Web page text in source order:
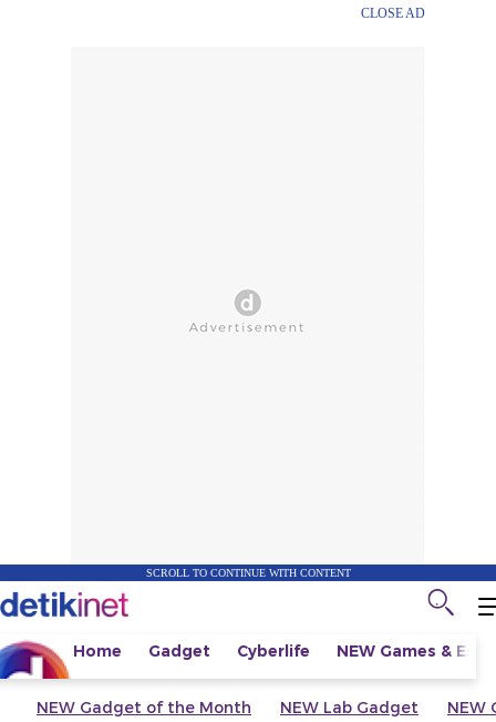
CLOSE AD
SCROLL TO CONTINUE WITH CONTENT
Home Gadget Cyberlife NEW Games &
NEW Gadget of the Month NEW Lab Gadget NEW